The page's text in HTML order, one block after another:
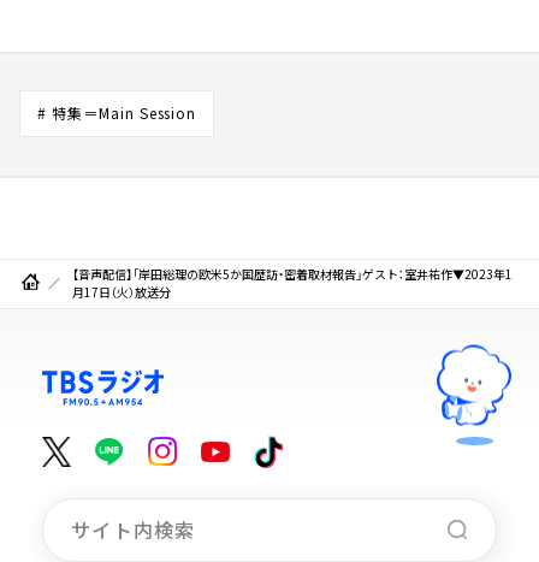
# 特集＝Main Session
【音声配信】「岸田総理の欧米5か国歴訪・密着取材報告」ゲスト：室井祐作▼2023年1
月17日（火）放送分